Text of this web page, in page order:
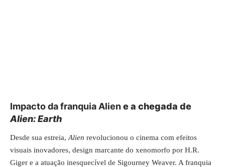
Impacto da franquia Aliene a chegada de
Alien: Earth
Desde sua estreia, Alien revolucionou o cinema com efeitos
visuais inovadores, design marcante do xenomorfo por H.R.
Giger e a atuação inesquecível de Sigourney Weaver. A franquia